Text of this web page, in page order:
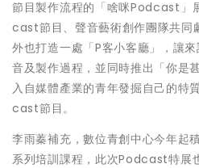
節目製作流程的「啥咪Podcast」
cast節目、聲音藝術創作團隊共同
外也打造一處「P客小客廳」，讓
音及製作過程，並同時推出「你是
入自媒體產業的青年發掘自己的特
cast節目。
李雨蓁補充，數位青創中心今年起
系列培訓課程，此次Podcast特展